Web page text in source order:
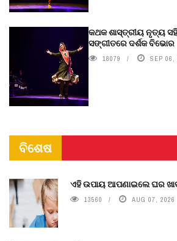
କଥକ ଶାସ୍ତ୍ରୀୟ ନୃତ୍ୟ
ସଙ୍ଗୀତରେ ଦର୍ଶକ ବିଭୋର
18079 SEP 06,
ବିଶେଷ
ଏହି ଉପାୟ ଆପଣାଇଲେ ଘର
13560 AUG 07, 2026